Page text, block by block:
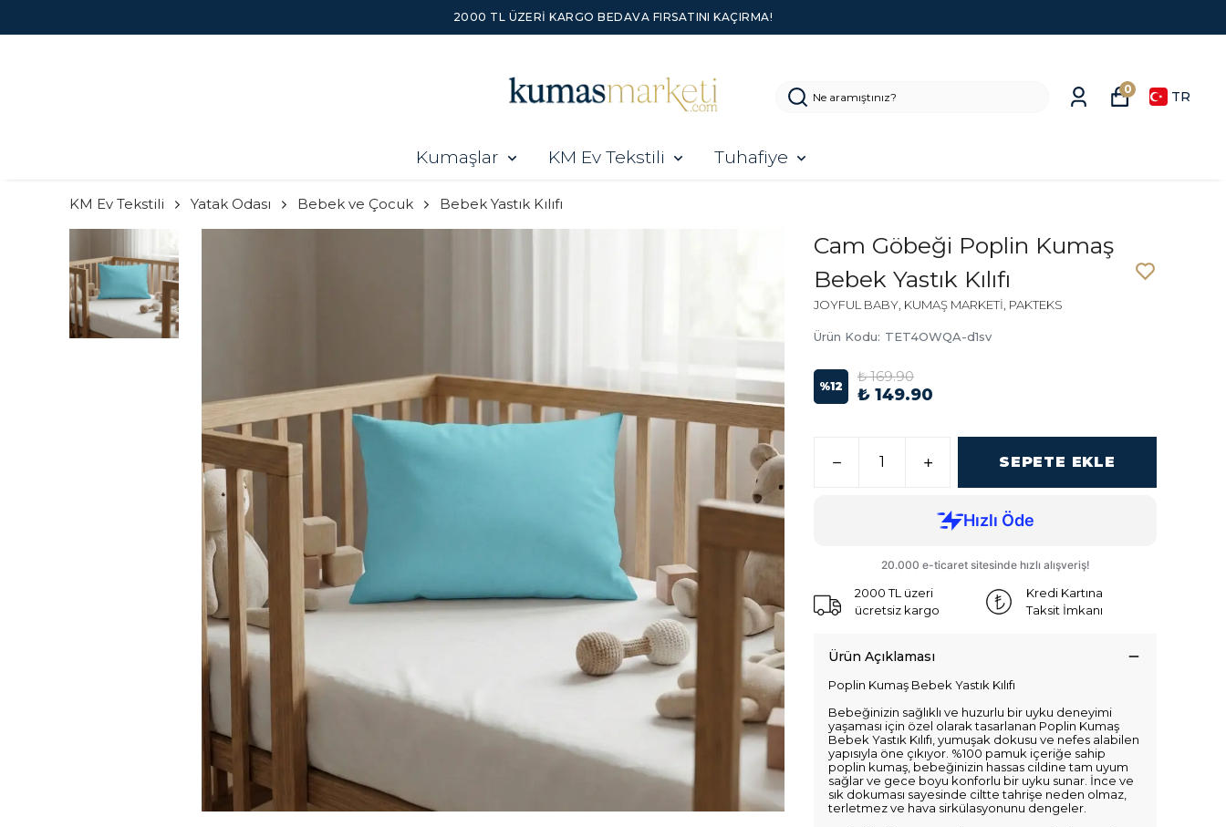
2000 TL ÜZERI KARGO BEDAVA FIRSATINI KAÇIRMA!
Kumaşlar KM Ev Tekstili Tuhafiye
0 TR
KM Ev Tekstili Yatak Odası Bebek ve Çocuk Bebek Yastık Kılıfı
Cam Göbeği Poplin Kumaş
Bebek Yastık Kılıfı
JOYFUL BABY, KUMAŞ MARKETİ, PAKTEKS
Ürün Kodu: TET4OWQA-d1sv
%12
₺ 169.90
₺ 149.90
SEPETE EKLE
2000 TL üzeri
ücretsiz kargo
Kredi Kartına
Taksit İmkanı
Ürün Açıklaması
Poplin Kumaş Bebek Yastık Kılıfı
Bebeğinizin sağlıklı ve huzurlu bir uyku deneyimi
yaşaması için özel olarak tasarlanan Poplin Kumaş
Bebek Yastık Kılıfı, yumuşak dokusu ve nefes alabilen
yapısıyla öne çıkıyor. %100 pamuk içeriğe sahip
poplin kumaş, bebeğinizin hassas cildine tam uyum
sağlar ve gece boyu konforlu bir uyku sunar. İnce ve
sık dokuması sayesinde ciltte tahrişe neden olmaz,
terletmez ve hava sirkülasyonunu dengeler.